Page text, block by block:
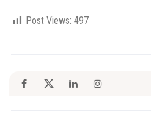
Post Views: 497